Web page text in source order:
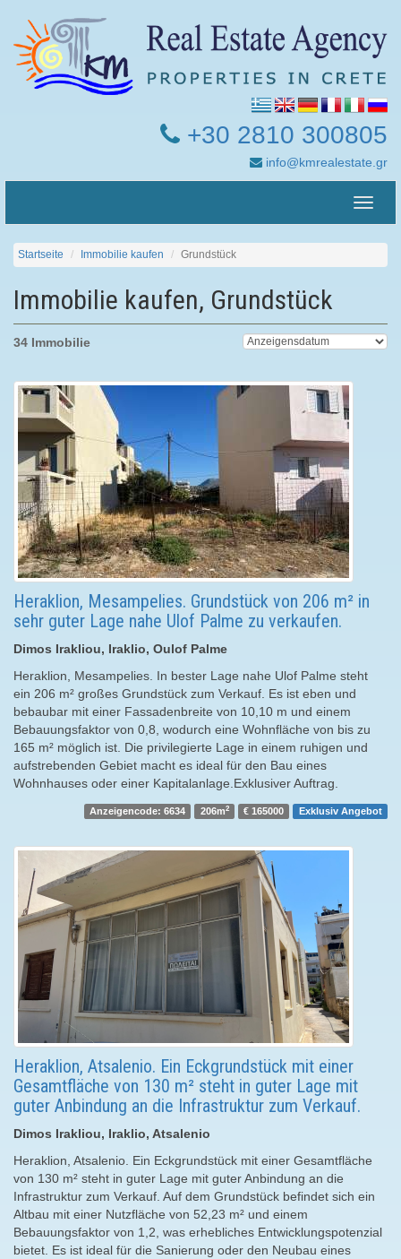
+30 2810 300805
info@kmrealestate.gr
Toggle
Startseite Immobilie kaufen Grundstück
Immobilie kaufen, Grundstück
34 Immobilie
Heraklion, Mesampelies. Grundstück von 206 m² in
sehr guter Lage nahe Ulof Palme zu verkaufen.
Dimos Irakliou, Iraklio, Oulof Palme
Heraklion, Mesampelies. In bester Lage nahe Ulof Palme steht
ein 206 m² großes Grundstück zum Verkauf. Es ist eben und
bebaubar mit einer Fassadenbreite von 10,10 m und einem
Bebauungsfaktor von 0,8, wodurch eine Wohnfläche von bis zu
165 m² möglich ist. Die privilegierte Lage in einem ruhigen und
aufstrebenden Gebiet macht es ideal für den Bau eines
Wohnhauses oder einer Kapitalanlage.Exklusiver Auftrag.
Anzeigencode: 6634 206m2 € 165000 Exklusiv Angebot
Heraklion, Atsalenio. Ein Eckgrundstück mit einer
Gesamtfläche von 130 m² steht in guter Lage mit
guter Anbindung an die Infrastruktur zum Verkauf.
Dimos Irakliou, Iraklio, Atsalenio
Heraklion, Atsalenio. Ein Eckgrundstück mit einer Gesamtfläche
von 130 m² steht in guter Lage mit guter Anbindung an die
Infrastruktur zum Verkauf. Auf dem Grundstück befindet sich ein
Altbau mit einer Nutzfläche von 52,23 m² und einem
Bebauungsfaktor von 1,2, was erhebliches Entwicklungspotenzial
bietet. Es ist ideal für die Sanierung oder den Neubau eines